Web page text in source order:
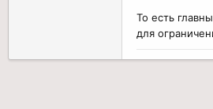
То есть
для